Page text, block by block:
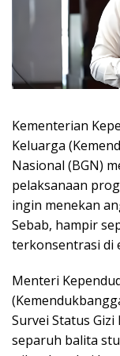
Kementerian
Keluarga
Nasional (BGN)
pelaksanaan
ingin menekan
Sebab, hampir
terkonsentrasi di
Menteri
Survei Status Gizi
separuh balita